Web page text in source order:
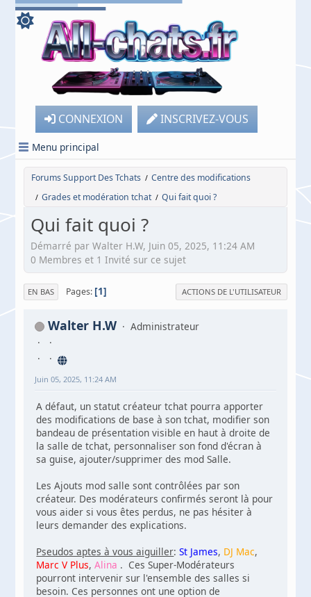
CONNEXION INSCRIVEZ-VOUS
Menu principal
Forums Support Des Tchats / Centre des modifications
/ Grades et modération tchat / Qui fait quoi ?
Qui fait quoi ?
Démarré par Walter H.W, Juin 05, 2025, 11:24 AM
0 Membres et 1 Invité sur ce sujet
EN BAS Pages 1 ACTIONS DE L'UTILISATEUR
Walter H.W Administrateur
Juin 05, 2025, 11:24 AM
A défaut, un statut créateur tchat pourra apporter
des modifications de base à son tchat, modifier son
bandeau de présentation visible en haut à droite de
la salle de tchat, personnaliser son fond d'écran à
sa guise, ajouter/supprimer des mod Salle.
Les Ajouts mod salle sont contrôlées par son
créateur. Des modérateurs confirmés seront là pour
vous aider si vous êtes perdus, ne pas hésiter à
leurs demander des explications.
Pseudos aptes à vous aiguiller:St James, DJ Mac,
Marc V Plus,Alina . Ces Super-Modérateurs
pourront intervenir sur l'ensemble des salles si
besoin. Ces personnes ont une option de